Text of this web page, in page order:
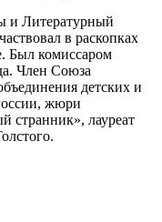
и Литературный
в раскопках
Был комиссаром
Член Союза
детских и
жюри
странник», лауреат